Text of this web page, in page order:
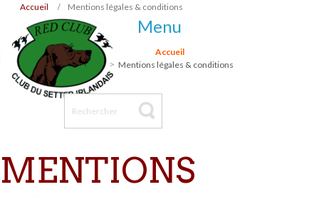
Accueil Mentions légales & conditions
Menu
Accueil
Mentions légales & conditions
MENTIONS